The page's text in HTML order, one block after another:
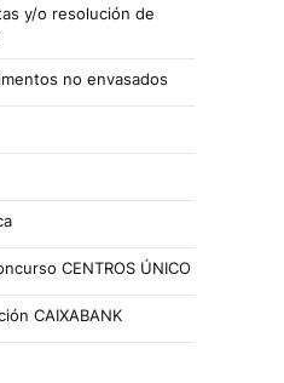
y/o resolución de
no envasados
CENTROS ÚNICO
CAIXABANK